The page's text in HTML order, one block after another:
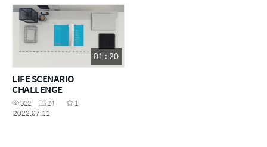
01 : 20
LIFE SCENARIO
CHALLENGE
322 24
1
2022.07.11